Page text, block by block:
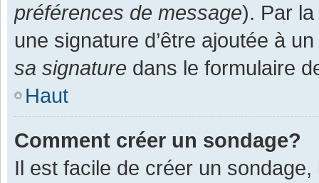
préférences de message). Par
une signature d’être ajoutée à
sa signature dans le formulaire
Haut
Comment créer un sondage?
Il est facile de créer un